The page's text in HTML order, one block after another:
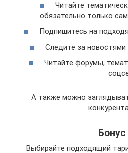
Читайте
обязательно только
Подпишитесь на
Следите за новостями
Читайте форумы,
А также можно
Бонус
Выбирайте подходящий